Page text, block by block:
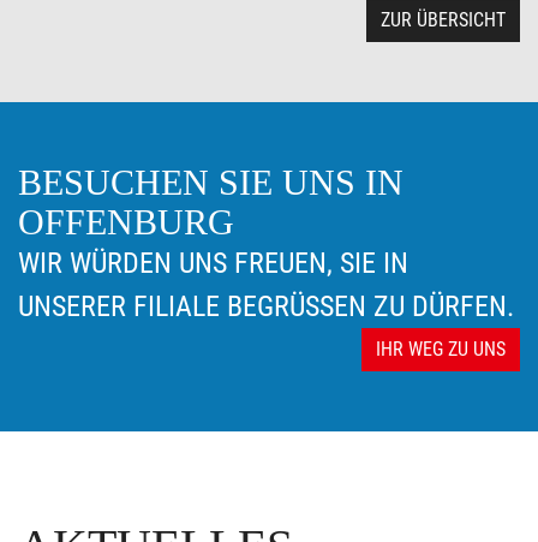
ZUR ÜBERSICHT
BESUCHEN SIE UNS IN
OFFENBURG
WIR WÜRDEN UNS FREUEN, SIE IN
UNSERER FILIALE BEGRÜSSEN ZU DÜRFEN.
IHR WEG ZU UNS